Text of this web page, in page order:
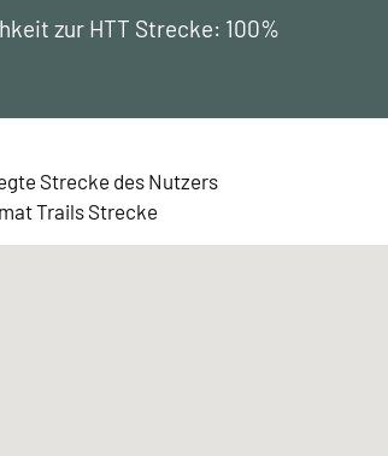
zur HTT Strecke: 100%
Strecke des Nutzers
Trails Strecke